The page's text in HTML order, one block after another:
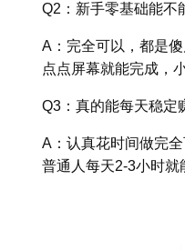
Q2：新手零基础能不
A：完全可以，都是
点点屏幕就能完成，
Q3：真的能每天稳定
A：认真花时间做完
普通人每天2-3小时就